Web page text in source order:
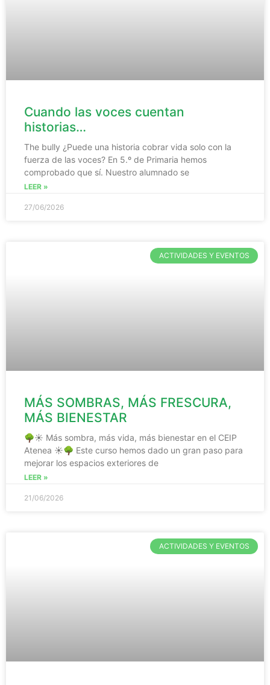
Cuando las voces cuentan
historias…
The bully ¿Puede una historia cobrar vida solo con la
fuerza de las voces? En 5.º de Primaria hemos
comprobado que sí. Nuestro alumnado se
LEER »
27/06/2026
ACTIVIDADES Y EVENTOS
MÁS SOMBRAS, MÁS FRESCURA,
MÁS BIENESTAR
🌳☀️ Más sombra, más vida, más bienestar en el CEIP
Atenea ☀️🌳 Este curso hemos dado un gran paso para
mejorar los espacios exteriores de
LEER »
21/06/2026
ACTIVIDADES Y EVENTOS